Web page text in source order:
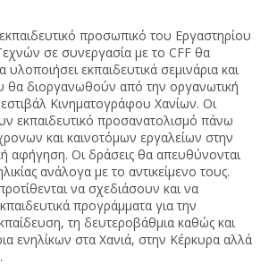
προσωπικό του Εργαστηρίου
σε συνεργασία με το CFF θα
υλοποιήσει εκπαιδευτικά σεμινάρια και
θα διοργανωθούν από την οργανωτική
Κινηματογράφου Χανίων. Οι
εκπαιδευτικό προσανατολισμό πάνω
και καινοτόμων εργαλείων στην
αφήγηση. Οι δράσεις θα απευθύνονται
ανάλογα με το αντικείμενο τους.
να σχεδιάσουν και να
προγράμματα για την
τη δευτεροβάθμια καθώς και
ενηλίκων στα Χανιά, στην Κέρκυρα αλλά